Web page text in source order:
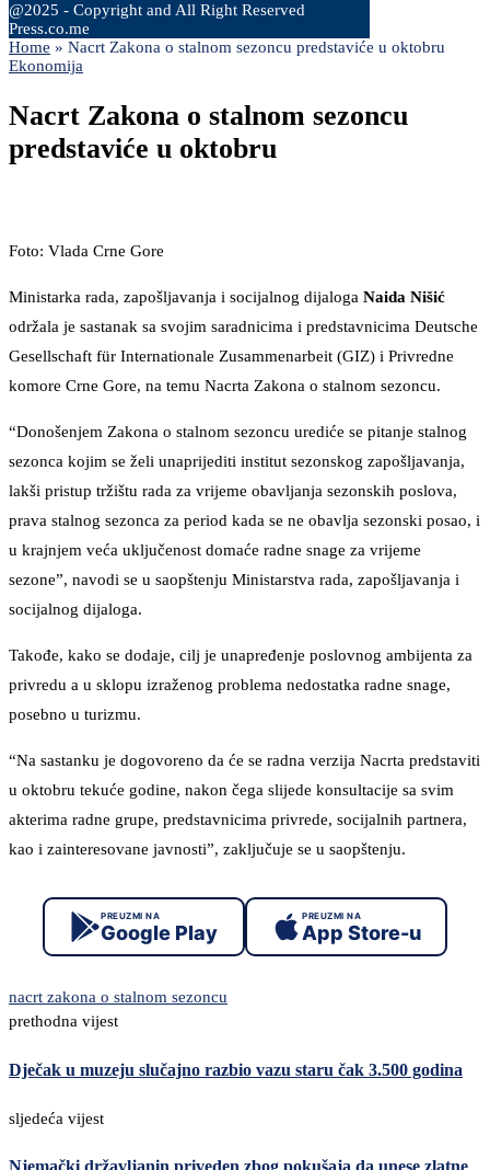
@2025 - Copyright and All Right Reserved
Press.co.me
Home » Nacrt Zakona o stalnom sezoncu predstaviće u oktobru
Ekonomija
Nacrt Zakona o stalnom sezoncu
predstaviće u oktobru
Foto: Vlada Crne Gore
Ministarka rada, zapošljavanja i socijalnog dijaloga Naida Nišić
održala je sastanak sa svojim saradnicima i predstavnicima Deutsche
Gesellschaft für Internationale Zusammenarbeit (GIZ) i Privredne
komore Crne Gore, na temu Nacrta Zakona o stalnom sezoncu.
“Donošenjem Zakona o stalnom sezoncu urediće se pitanje stalnog
sezonca kojim se želi unaprijediti institut sezonskog zapošljavanja,
lakši pristup tržištu rada za vrijeme obavljanja sezonskih poslova,
prava stalnog sezonca za period kada se ne obavlja sezonski posao, i
u krajnjem veća uključenost domaće radne snage za vrijeme
sezone”, navodi se u saopštenju Ministarstva rada, zapošljavanja i
socijalnog dijaloga.
Takođe, kako se dodaje, cilj je unapređenje poslovnog ambijenta za
privredu a u sklopu izraženog problema nedostatka radne snage,
posebno u turizmu.
“Na sastanku je dogovoreno da će se radna verzija Nacrta predstaviti
u oktobru tekuće godine, nakon čega slijede konsultacije sa svim
akterima radne grupe, predstavnicima privrede, socijalnih partnera,
kao i zainteresovane javnosti”, zaključuje se u saopštenju.
PREUZMI NA
Google Play
PREUZMI NA
App Store-u
nacrt zakona o stalnom sezoncu
prethodna vijest
Dječak u muzeju slučajno razbio vazu staru čak 3.500 godina
sljedeća vijest